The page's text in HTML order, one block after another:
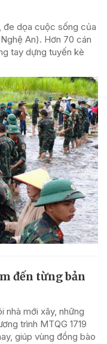
đe dọa cuộc sống của
An). Hơn 70 cán
tay dựng tuyến kè
đến từng bản
nhà mới xây, những
trình MTQG 1719
giúp vùng đồng bào